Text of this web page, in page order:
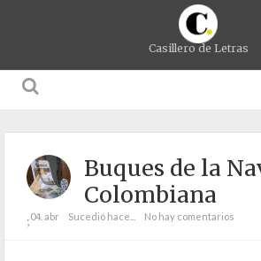
Casillero de Letras
Buques de la
Colombiana
;04. abr Sucedió hace... No hay comentarios